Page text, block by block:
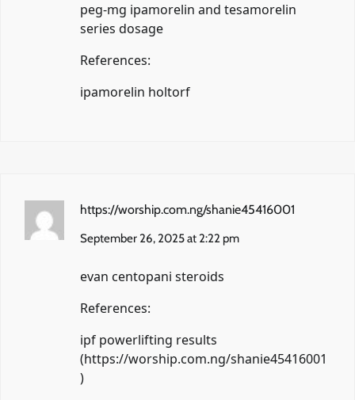
peg-mg ipamorelin and tesamorelin
series dosage
References:
ipamorelin holtorf
https://worship.com.ng/shanie45416001
September 26, 2025 at 2:22 pm
evan centopani steroids
References:
ipf powerlifting results
(https://worship.com.ng/shanie45416001
)